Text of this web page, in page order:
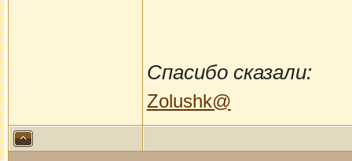
Спасибо сказали:
Zolushk@